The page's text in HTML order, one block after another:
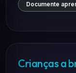
Documente
Crianças a